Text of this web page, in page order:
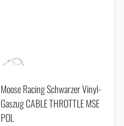
Moose Racing Schwarzer Vinyl-
Gaszug CABLE THROTTLE MSE
POL